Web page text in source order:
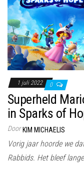
1 juli 2022 0
Superheld
in Sparks of
Door KIM MICHAELIS
Vorig jaar hoorde we
Rabbids. Het bleef